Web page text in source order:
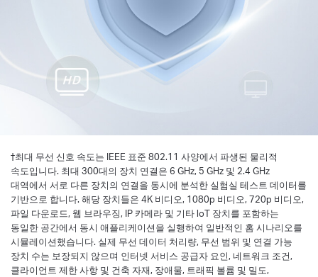
†최대 무선 신호 속도는 IEEE 표준 802.11 사양에서 파생된 물리적
속도입니다. 최대 300대의 장치 연결은 6 GHz, 5 GHz 및 2.4 GHz
대역에서 서로 다른 장치의 연결을 동시에 분석한 실험실 테스트 데이터를
기반으로 합니다. 해당 장치들은 4K 비디오, 1080p 비디오, 720p 비디오,
파일 다운로드, 웹 브라우징, IP 카메라 및 기타 loT 장치를 포함하는
동일한 공간에서 동시 애플리케이션을 실행하여 일반적인 홈 시나리오를
시뮬레이션했습니다. 실제 무선 데이터 처리량, 무선 범위 및 연결 가능
장치 수는 보장되지 않으며 인터넷 서비스 공급자 요인, 네트워크 조건,
클라이언트 제한 사항 및 건축 자재, 장애물, 트래픽 볼륨 및 밀도,